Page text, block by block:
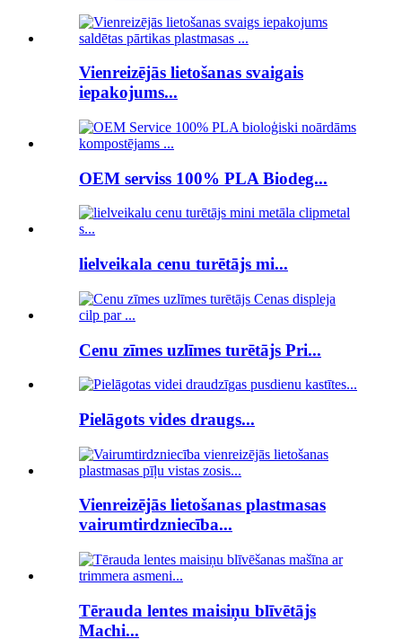
Vienreizējās lietošanas svaigais
iepakojums...
OEM serviss 100% PLA Biodeg...
lielveikala cenu turētājs mi...
Cenu zīmes uzlīmes turētājs Pri...
Pielāgots vides draugs...
Vienreizējās lietošanas plastmasas
vairumtirdzniecība...
Tērauda lentes maisiņu blīvētājs
Machi...